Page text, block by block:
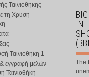
Ταινιοθήκης
τη Χρυσή
Ταινιοθήκη 1
εγγραφή μελών
Ταινιοθήκη
The